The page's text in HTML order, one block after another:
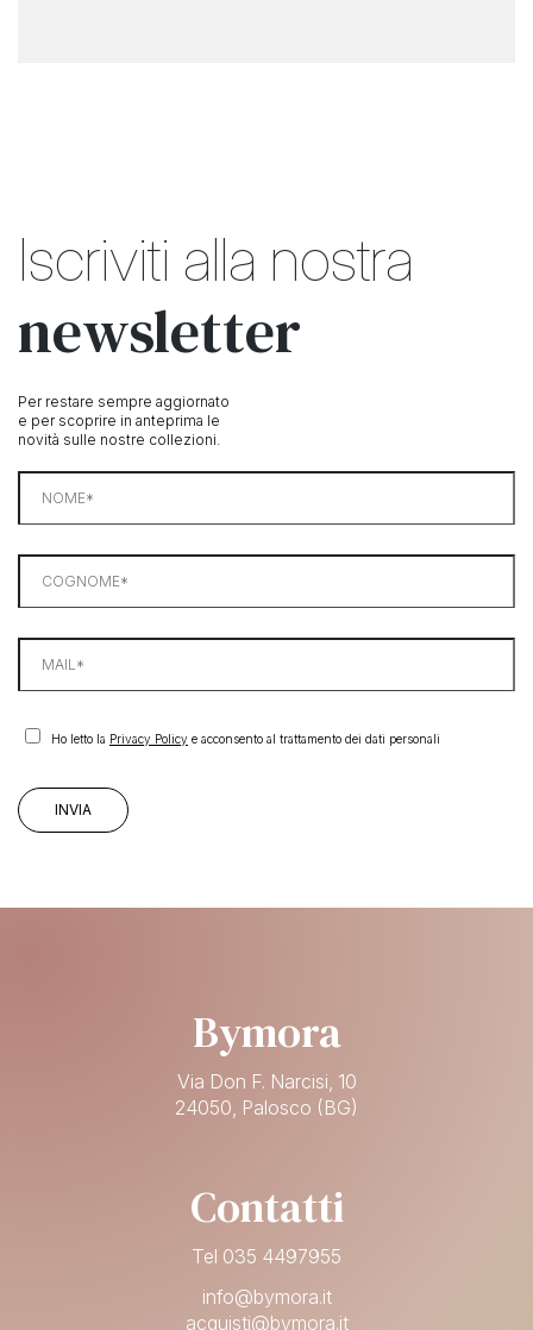
Iscriviti alla nostra
newsletter
Per restare sempre aggiornato
e per scoprire in anteprima le
novità sulle nostre collezioni.
Ho letto la Privacy Policy e acconsento al trattamento dei dati personali
Bymora
Via Don F. Narcisi, 10
24050, Palosco (BG)
Contatti
Tel 035 4497955
info@bymora.it
acquisti@bymora.it